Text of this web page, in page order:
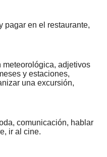
pagar en el restaurante,
meteorológica, adjetivos
y estaciones,
una excursión,
comunicación, hablar
ir al cine.